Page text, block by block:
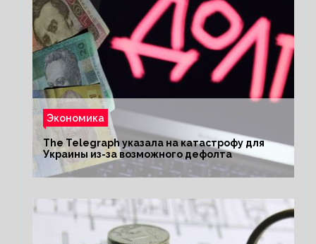
Экономика
The Telegraph указала на катастрофу для
Украины из-за возможного дефолта